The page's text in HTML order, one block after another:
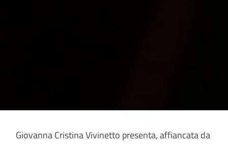
Giovanna Cristina Vivinetto presenta, affiancata da